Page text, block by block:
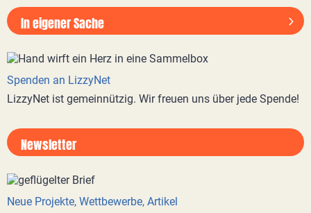
In eigener Sache
Spenden an LizzyNet
LizzyNet ist gemeinnützig. Wir freuen uns über jede Spende!
Newsletter
Neue Projekte, Wettbewerbe, Artikel